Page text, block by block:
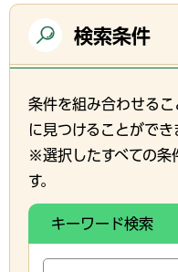
検索条件
条件を組み合わせる
に見つけることができ
※選択したすべての条
す。
キーワード検索